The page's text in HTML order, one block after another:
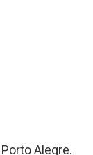
Alegre.